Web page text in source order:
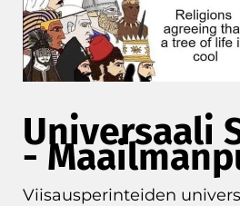
Universaali
-
Viisausperinteiden